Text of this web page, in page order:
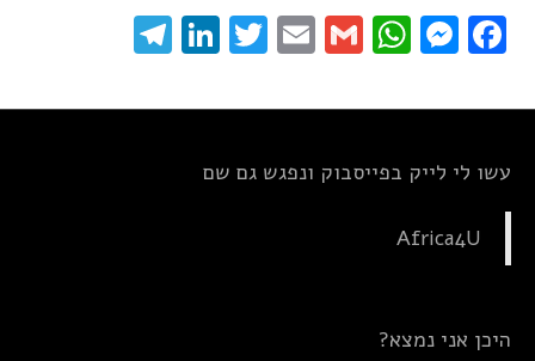
Facebook
Messenger
WhatsApp
Gmail
Email
Twitter
LinkedIn
עשו לי לייק בפייסבוק ונפגש גם שם
Africa4U
היכן אני נמצא?